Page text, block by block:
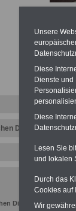
Dienst
Dienst
Sie
Unsere
Diese
Dienste
Diese
Lesen Sie
und lokalen
Durch das
Cookies auf
Wir